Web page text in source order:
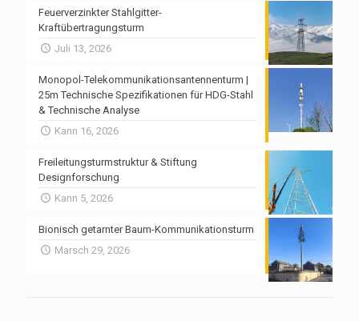
Feuerverzinkter Stahlgitter-
Kraftübertragungsturm
Juli 13, 2026
Monopol-Telekommunikationsantennenturm |
25m Technische Spezifikationen für HDG-Stahl
& Technische Analyse
Kann 16, 2026
Freileitungsturmstruktur & Stiftung
Designforschung
Kann 5, 2026
Bionisch getarnter Baum-Kommunikationsturm
Marsch 29, 2026